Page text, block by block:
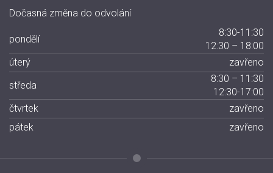
Dočasná změna do odvolání
pondělí
8:30-11:30
12:30 – 18:00
úterý
zavřeno
středa
8:30 – 11:30
12:30-17:00
čtvrtek
zavřeno
pátek
zavřeno